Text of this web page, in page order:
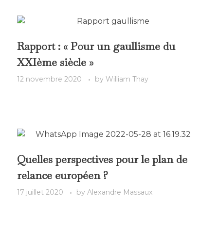
Rapport : « Pour un gaullisme du
XXIème siècle »
12 novembre 2020 by William Thay
Quelles perspectives pour le plan de
relance européen ?
17 juillet 2020 by Alexandre Massaux